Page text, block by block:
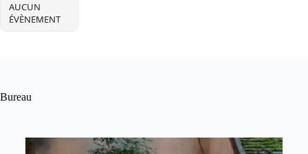
AUCUN
ÉVÈNEMENT
Bureau